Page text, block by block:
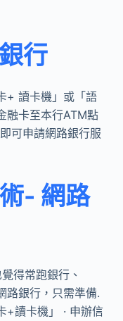
行
+ 讀卡機」或「語
融卡至本行ATM點
可申請網路銀行服
- 網路
得常跑銀行、
路銀行，只需準備.
+讀卡機」 · 申辦信